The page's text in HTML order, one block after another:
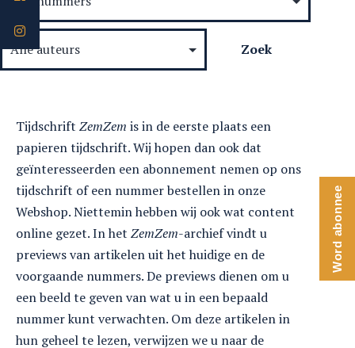
Tijdschrift ZemZem is in de eerste plaats een
papieren tijdschrift. Wij hopen dan ook dat
geïnteresseerden een abonnement nemen op ons
tijdschrift of een nummer bestellen in onze
Webshop. Niettemin hebben wij ook wat content
online gezet. In het ZemZem-archief vindt u
previews van artikelen uit het huidige en de
voorgaande nummers. De previews dienen om u
een beeld te geven van wat u in een bepaald
nummer kunt verwachten. Om deze artikelen in
hun geheel te lezen, verwijzen we u naar de
Word abonnee